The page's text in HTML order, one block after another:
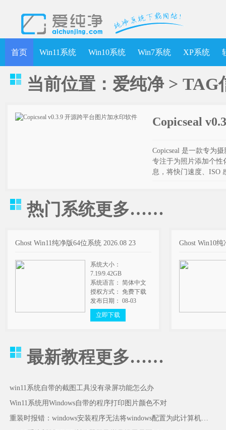
首页 Win11系统 Win10系统 Win7系统 XP系统
当前位置： 爱纯净> TAG
Copicseal
Copicseal 是一款专为
专注于为照片添加个性
息，将快门速度、ISO
热门系统更多……
Ghost Win11纯净版64位系统 2026.08 23
系统大小：
7.19/9.42GB
系统语言： 简体中文
授权方式： 免费下载
发布日期： 08-03
立即下载
Ghost Win10
最新教程更多……
win11系统自带的截图工具没有录屏功能怎么办
Win11系统用Windows自带的程序打印图片颜色不对
重装时报错：windows安装程序无法将windows配置为此计算机的硬件运行怎么办